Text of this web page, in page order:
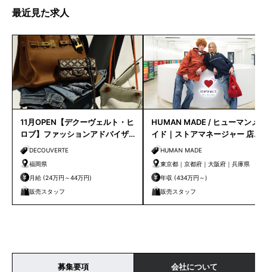
最近見た求人
11月OPEN【デクーヴェルト・ヒ
ロブ】ファッションアドバイザ
ー｜天神店
DECOUVERTE
福岡県
月給 (24万円～44万円)
販売スタッフ
HUMAN MADE / ヒューマンメ
イド｜ストアマネージャー 店長
候補HUMAN MADE
東京都｜京都府｜大阪府｜兵庫県
年収 (434万円～)
販売スタッフ
募集要項 会社について